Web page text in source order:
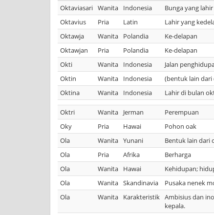
Oktaviasari Wanita Indonesia
Bunga yang
Oktavius
Pria Latin
Lahir yang
Oktawja
Wanita Polandia
Ke-delapan
Oktawjan
Pria Polandia
Ke-delapan
Okti
Wanita Indonesia
Jalan
Oktin
Wanita Indonesia
(bentuk lain
Oktina
Wanita Indonesia Lahir di bulan
Oktri Wanita Jerman
Perempuan
Oky
Pria Hawai
Pohon oak
Ola
Wanita Yunani
Bentuk lain dari
Ola
Pria Afrika
Berharga
Ola
Wanita Hawai
Kehidupan;
Ola
Wanita Skandinavia
Pusaka nenek
Ola
Wanita Karakteristik Ambisius dan
kepala.